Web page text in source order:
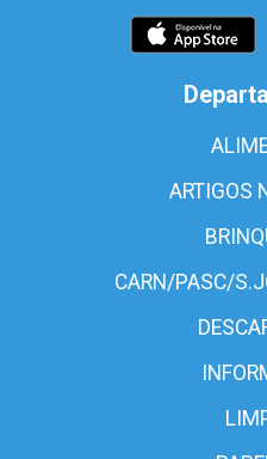
ARTIGOS
CARN/PASC/